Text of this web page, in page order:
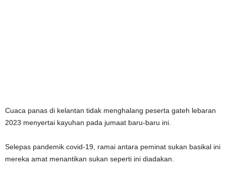
Cuaca panas di kelantan tidak menghalang peserta gateh lebaran
2023 menyertai kayuhan pada jumaat baru-baru ini.
Selepas pandemik covid-19, ramai antara peminat sukan basikal ini
mereka amat menantikan sukan seperti ini diadakan.